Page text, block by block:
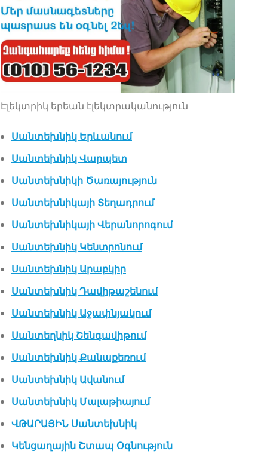
Էլեկտրիկ երեան էլեկտրականություն
Սանտեխնիկ Երևանում
Սանտեխնիկ Վարպետ
Սանտեխնիկի Ծառայություն
Սանտեխնիկայի Տեղադրում
Սանտեխնիկայի Վերանորոգում
Սանտեխնիկ Կենտրոնում
Սանտեխնիկ Արաբկիր
Սանտեխնիկ Դավիթաշենում
Սանտեխնիկ Աջափնյակում
Սանտեղնիկ Շենգավիթում
Սանտեխնիկ Քանաքեռում
Սանտեխնիկ Ավանում
Սանտեխնիկ Մալաթիայում
ՎԹԱՐԱՅԻՆ Սանտեխնիկ
Կենցաղային Շտապ Օգնություն